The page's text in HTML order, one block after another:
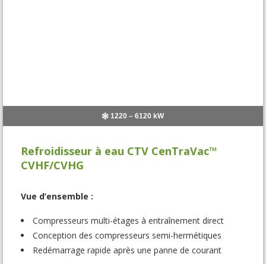
1220 – 6120 kW
Refroidisseur à eau CTV CenTraVac™
CVHF/CVHG
Vue d’ensemble :
Compresseurs multi-étages à entraînement direct
Conception des compresseurs semi-hermétiques
Redémarrage rapide après une panne de courant